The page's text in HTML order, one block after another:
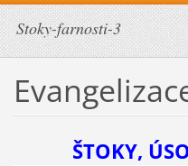
Stoky-farnosti-3
ŠTOKY,